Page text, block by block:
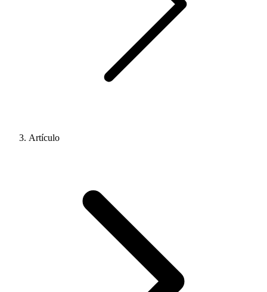
Artículo